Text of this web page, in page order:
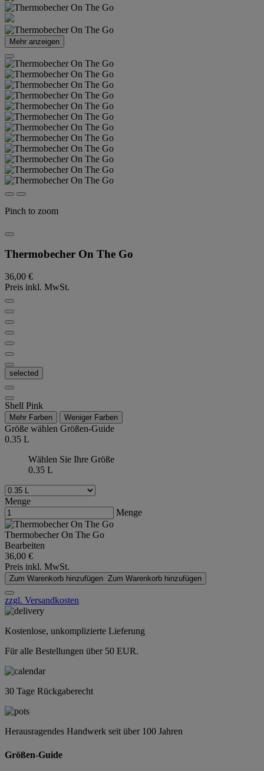
Mehr anzeigen
Pinch to zoom
Thermobecher On The Go
36,00 €
Preis inkl. MwSt.
selected
Shell Pink
Mehr Farben Weniger Farben
Größe wählen Größen-Guide
0.35 L
Wählen Sie Ihre Größe
0.35 L
Menge
Menge
Thermobecher On The Go
Bearbeiten
36,00 €
Preis inkl. MwSt.
Zum Warenkorb hinzufügen Zum Warenkorb hinzufügen
zzgl. Versandkosten
Kostenlose, unkomplizierte Lieferung
Für alle Bestellungen über 50 EUR.
30 Tage Rückgaberecht
Herausragendes Handwerk seit über 100 Jahren
Größen-Guide